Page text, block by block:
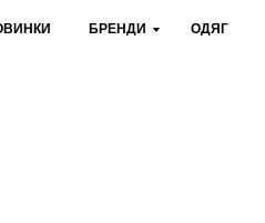
БРЕНДИ ОДЯГ